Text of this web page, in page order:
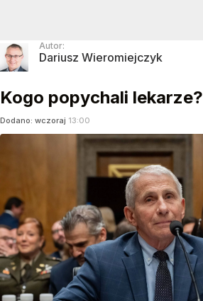
Autor:
Dariusz Wieromiejczyk
Kogo popychali lekarze?
Dodano: wczoraj 13:00